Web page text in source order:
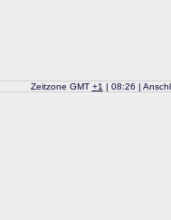
Zeitzone GMT +1 | 08:26 |